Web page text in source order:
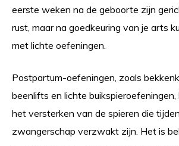
eerste weken na de geboorte zijn
rust, maar na goedkeuring van je arts
met lichte oefeningen.
Postpartum-oefeningen, zoals
beenlifts en lichte buikspieroefeningen,
het versterken van de spieren die
zwangerschap verzwakt zijn. Het is